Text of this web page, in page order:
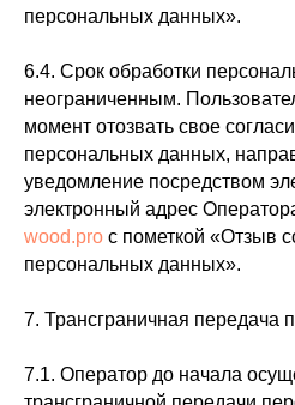
персональных данных».
6.4. Срок обработки
неограниченным.
момент отозвать свое
персональных данных,
уведомление посредством
электронный адрес
wood.pro с пометкой «Отзыв
персональных данных».
7. Трансграничная передача
7.1. Оператор до начала